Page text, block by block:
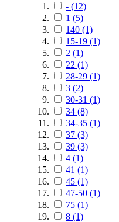
- (12)
1 (5)
140 (1)
15-19 (1)
2 (1)
22 (1)
28-29 (1)
3 (2)
30-31 (1)
34 (8)
34-35 (1)
37 (3)
39 (3)
4 (1)
41 (1)
45 (1)
47-50 (1)
75 (1)
8 (1)